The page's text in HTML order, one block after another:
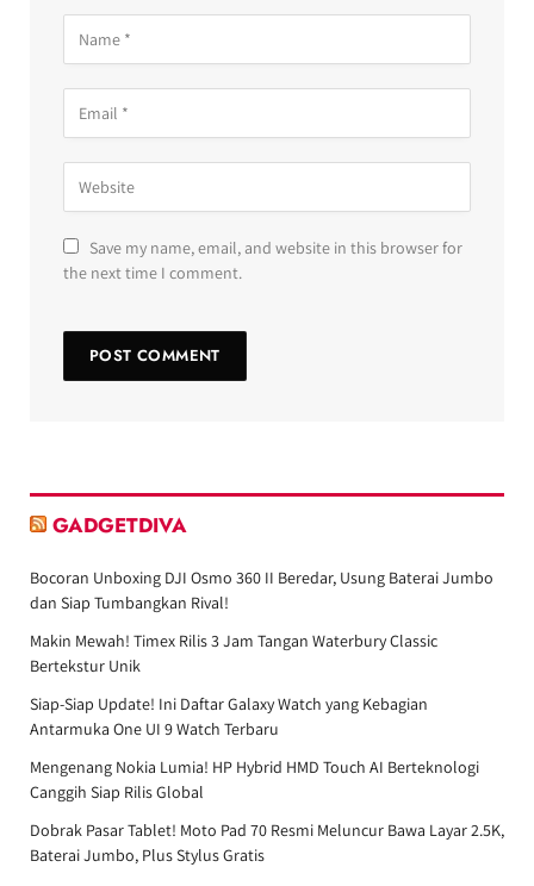
Save my name, email, and website in this browser for
the next time I comment.
GADGETDIVA
Bocoran Unboxing DJI Osmo 360 II Beredar, Usung Baterai Jumbo
dan Siap Tumbangkan Rival!
Makin Mewah! Timex Rilis 3 Jam Tangan Waterbury Classic
Bertekstur Unik
Siap-Siap Update! Ini Daftar Galaxy Watch yang Kebagian
Antarmuka One UI 9 Watch Terbaru
Mengenang Nokia Lumia! HP Hybrid HMD Touch AI Berteknologi
Canggih Siap Rilis Global
Dobrak Pasar Tablet! Moto Pad 70 Resmi Meluncur Bawa Layar 2.5K,
Baterai Jumbo, Plus Stylus Gratis